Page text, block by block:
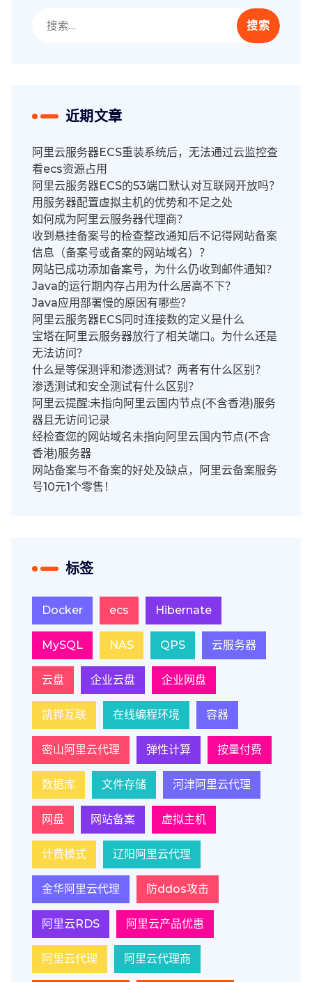
索：
近期文章
阿里云服务器ECS重装系统后，无法通过云监控查
看ecs资源占用
阿里云服务器ECS的53端口默认对互联网开放吗？
用服务器配置虚拟主机的优势和不足之处
如何成为阿里云服务器代理商？
收到悬挂备案号的检查整改通知后不记得网站备案
信息（备案号或备案的网站域名）？
网站已成功添加备案号，为什么仍收到邮件通知？
Java的运行期内存占用为什么居高不下？
Java应用部署慢的原因有哪些？
阿里云服务器ECS同时连接数的定义是什么
宝塔在阿里云服务器放行了相关端口。为什么还是
无法访问？
什么是等保测评和渗透测试？两者有什么区别？
渗透测试和安全测试有什么区别？
阿里云提醒:未指向阿里云国内节点(不含香港)服务
器且无访问记录
经检查您的网站域名未指向阿里云国内节点(不含
香港)服务器
网站备案与不备案的好处及缺点，阿里云备案服务
号10元1个零售！
标签
Docker ecs Hibernate
MySQL NAS QPS 云服务器
云盘 企业云盘 企业网盘
凯铧互联 在线编程环境 容器
密山阿里云代理 弹性计算 按量付费
数据库 文件存储 河津阿里云代理
网盘 网站备案 虚拟主机
计费模式 辽阳阿里云代理
金华阿里云代理 防ddos攻击
阿里云RDS 阿里云产品优惠
阿里云代理 阿里云代理商